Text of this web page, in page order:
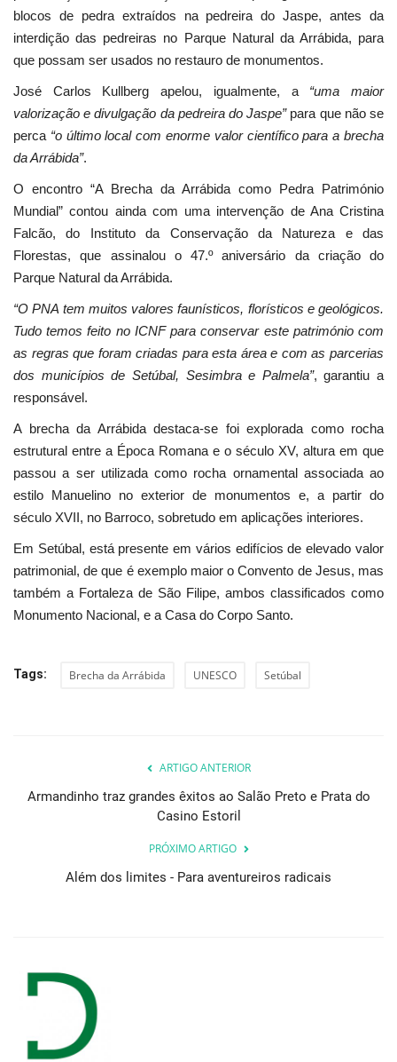
blocos de pedra extraídos na pedreira do Jaspe, antes da
interdição das pedreiras no Parque Natural da Arrábida, para
que possam ser usados no restauro de monumentos.
José Carlos Kullberg apelou, igualmente, a “uma maior
valorização e divulgação da pedreira do Jaspe”para que não se
perca“o último local com enorme valor científico para a brecha
da Arrábida”.
O encontro “A Brecha da Arrábida como Pedra Património
Mundial” contou ainda com uma intervenção de Ana Cristina
Falcão, do Instituto da Conservação da Natureza e das
Florestas, que assinalou o 47.º aniversário da criação do
Parque Natural da Arrábida.
“O PNA tem muitos valores faunísticos, florísticos e geológicos.
Tudo temos feito no ICNF para conservar este património com
as regras que foram criadas para esta área e com as parcerias
dos municípios de Setúbal, Sesimbra e Palmela”, garantiu a
responsável.
A brecha da Arrábida destaca-se foi explorada como rocha
estrutural entre a Época Romana e o século XV, altura em que
passou a ser utilizada como rocha ornamental associada ao
estilo Manuelino no exterior de monumentos e, a partir do
século XVII, no Barroco, sobretudo em aplicações interiores.
Em Setúbal, está presente em vários edifícios de elevado valor
patrimonial, de que é exemplo maior o Convento de Jesus, mas
também a Fortaleza de São Filipe, ambos classificados como
Monumento Nacional, e a Casa do Corpo Santo.
Tags: Brecha da Arrábida UNESCO Setúbal
ARTIGO ANTERIOR
Armandinho traz grandes êxitos ao Salão Preto e Prata do
Casino Estoril
PRÓXIMO ARTIGO
Além dos limites - Para aventureiros radicais